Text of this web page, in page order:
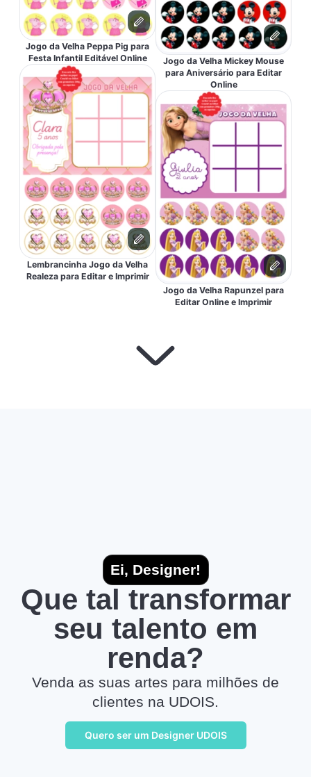
Jogo da Velha Peppa Pig para
Festa Infantil Editável Online
Lembrancinha Jogo da Velha
Realeza para Editar e Imprimir
Jogo da Velha Mickey Mouse
para Aniversário para Editar
Online
Jogo da Velha Rapunzel para
Editar Online e Imprimir
Ei, Designer!
Que tal transformar
seu talento em
renda?
Venda as suas artes para milhões de
clientes na UDOIS.
Quero ser um Designer UDOIS